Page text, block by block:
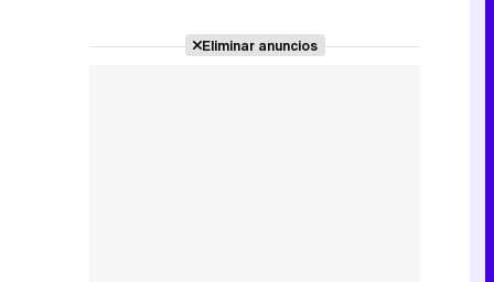
Eliminar anuncios